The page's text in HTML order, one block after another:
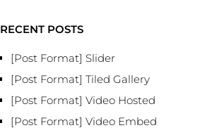
RECENT POSTS
[Post Format] Slider
[Post Format] Tiled Gallery
[Post Format] Video Hosted
[Post Format] Video Embed